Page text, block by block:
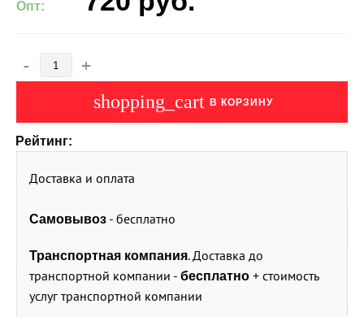
Опт:
- +
shopping_cart В КОРЗИНУ
Рейтинг:
Доставка и оплата
Самовывоз - бесплатно
Транспортная компания. Доставка до
транспортной компании - бесплатно + стоимость
услуг транспортной компании